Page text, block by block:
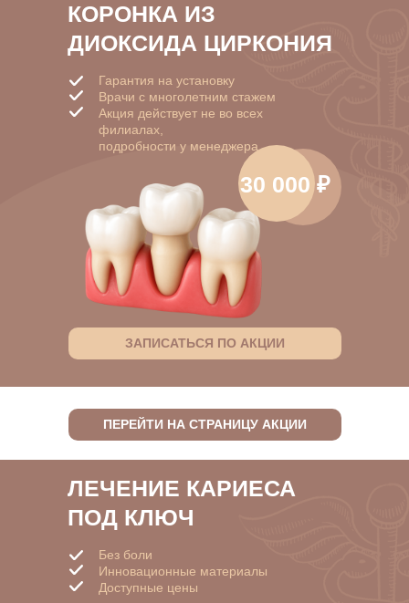
КОРОНКА ИЗ
ДИОКСИДА ЦИРКОНИЯ
Гарантия на установку
Врачи с многолетним стажем
Акция действует не во всех
филиалах,
подробности у менеджера
30 000 ₽
ЗАПИСАТЬСЯ ПО АКЦИИ
ПЕРЕЙТИ НА СТРАНИЦУ АКЦИИ
ЛЕЧЕНИЕ КАРИЕСА
ПОД КЛЮЧ
Без боли
Инновационные материалы
Доступные цены